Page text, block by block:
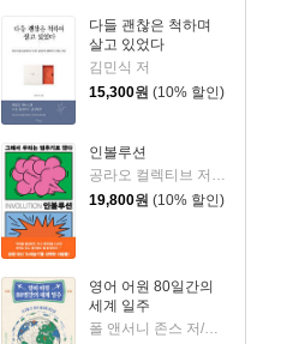
다들 괜찮은 척하며
살고 있었다
김민식 저
15,300원 (10% 할인)
인볼루션
공라오 컬렉티브 저/홍명교 역
19,800원 (10% 할인)
영어 어원 80일간의
세계 일주
폴 앤서니 존스 저/고정아 역